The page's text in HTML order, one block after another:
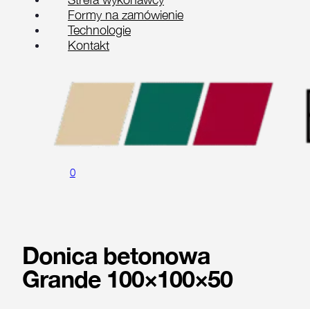
Formy na zamówienie
Technologie
Kontakt
0
Donica betonowa
Grande 100×100×50